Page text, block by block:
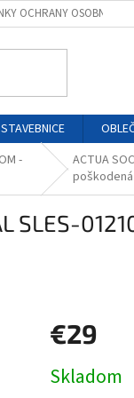
OCHRANY OSOBNÝCH
STAVEBNICE
-
ACTUA
poškodená
SLES-
€29
cena:
Skladom